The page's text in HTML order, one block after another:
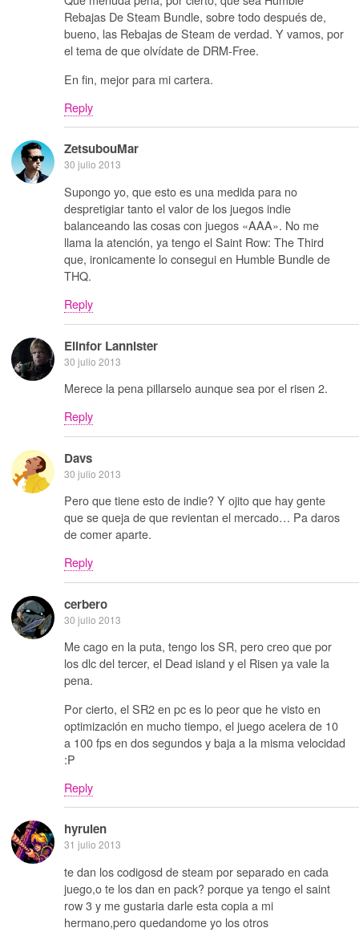
Rebajas De Steam Bundle, sobre todo después de,
bueno, las Rebajas de Steam de verdad. Y vamos, por
el tema de que olvídate de DRM-Free.
En fin, mejor para mi cartera.
Reply
ZetsubouMar
30 julio 2013
Supongo yo, que esto es una medida para no
despretigiar tanto el valor de los juegos indie
balanceando las cosas con juegos «AAA». No me
llama la atención, ya tengo el Saint Row: The Third
que, ironicamente lo consegui en Humble Bundle de
THQ.
Reply
Elinfor Lannister
30 julio 2013
Merece la pena pillarselo aunque sea por el risen 2.
Reply
Davs
30 julio 2013
Pero que tiene esto de indie? Y ojito que hay gente
que se queja de que revientan el mercado… Pa daros
de comer aparte.
Reply
cerbero
30 julio 2013
Me cago en la puta, tengo los SR, pero creo que por
los dlc del tercer, el Dead island y el Risen ya vale la
pena.
Por cierto, el SR2 en pc es lo peor que he visto en
optimización en mucho tiempo, el juego acelera de 10
a 100 fps en dos segundos y baja a la misma velocidad
:P
Reply
hyrulen
31 julio 2013
te dan los codigosd de steam por separado en cada
juego,o te los dan en pack? porque ya tengo el saint
row 3 y me gustaria darle esta copia a mi
hermano,pero quedandome yo los otros